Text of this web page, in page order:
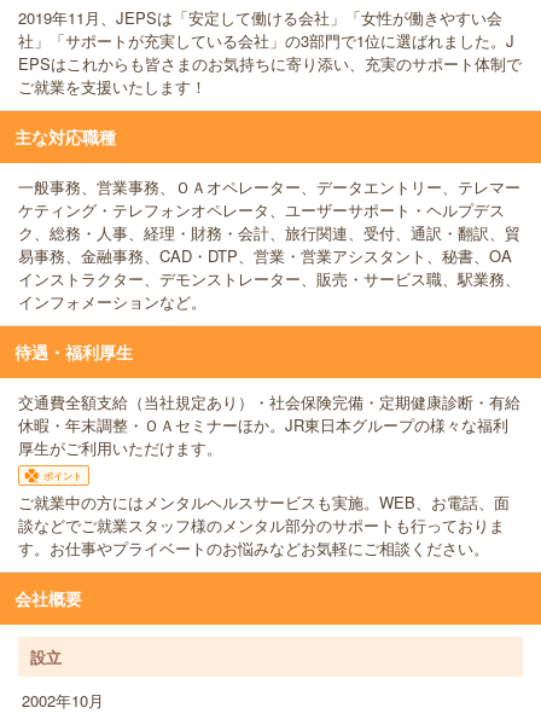
2019年11月、JEPSは「安定して働ける会社」「女性が働きやすい会
社」「サポートが充実している会社」の3部門で1位に選ばれました。J
EPSはこれからも皆さまのお気持ちに寄り添い、充実のサポート体制で
ご就業を支援いたします！
主な対応職種
一般事務、営業事務、ＯＡオペレーター、データエントリー、テレマー
ケティング・テレフォンオペレータ、ユーザーサポート・ヘルプデス
ク、総務・人事、経理・財務・会計、旅行関連、受付、通訳・翻訳、貿
易事務、金融事務、CAD・DTP、営業・営業アシスタント、秘書、OA
インストラクター、デモンストレーター、販売・サービス職、駅業務、
インフォメーションなど。
待遇・福利厚生
交通費全額支給（当社規定あり）・社会保険完備・定期健康診断・有給
休暇・年末調整・ＯＡセミナーほか。JR東日本グループの様々な福利
厚生がご利用いただけます。
ポイント
ご就業中の方にはメンタルヘルスサービスも実施。WEB、お電話、面
談などでご就業スタッフ様のメンタル部分のサポートも行っておりま
す。お仕事やプライベートのお悩みなどお気軽にご相談ください。
会社概要
設立
2002年10月